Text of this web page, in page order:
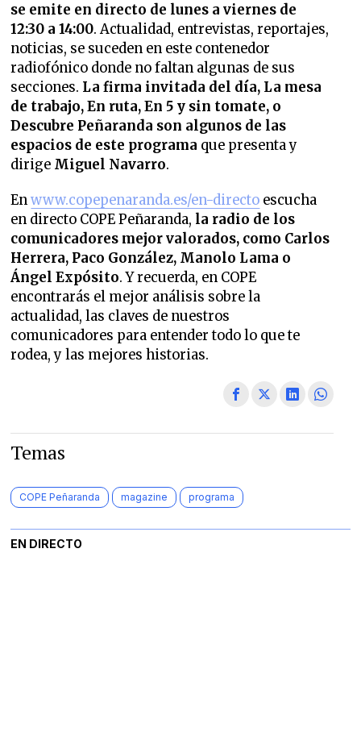
se emite en directo de lunes a viernes de
12:30 a 14:00. Actualidad, entrevistas, reportajes,
noticias, se suceden en este contenedor
radiofónico donde no faltan algunas de sus
secciones. La firma invitada del día, La mesa
de trabajo, En ruta, En 5 y sin tomate, o
Descubre Peñaranda son algunos de las
espacios de este programa que presenta y
dirige Miguel Navarro.
Enwww.copepenaranda.es/en-directo escucha
en directo COPE Peñaranda, la radio de los
comunicadores mejor valorados, como Carlos
Herrera, Paco González, Manolo Lama o
Ángel Expósito. Y recuerda, en COPE
encontrarás el mejor análisis sobre la
actualidad, las claves de nuestros
comunicadores para entender todo lo que te
rodea, y las mejores historias.
Temas
COPE Peñaranda magazine programa
EN DIRECTO